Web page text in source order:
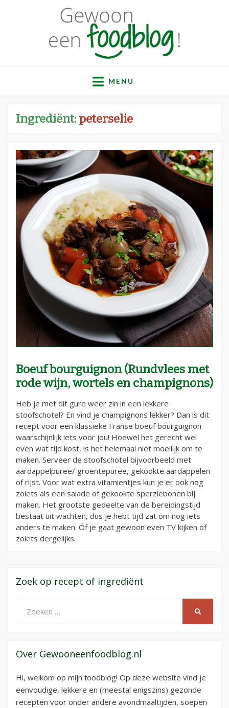
Gewoon een
foodblog!
recepten
MENU
Ingrediënt: peterselie
Boeuf bourguignon (Rundvlees met
rode wijn, wortels en champignons)
Heb je met dit gure weer zin in een lekkere
stoofschotel? En vind je champignons lekker? Dan is dit
recept voor een klassieke Franse boeuf bourguignon
waarschijnlijk iets voor jou! Hoewel het gerecht wel
even wat tijd kost, is het helemaal niet moeilijk om te
maken. Serveer de stoofschotel bijvoorbeeld met
aardappelpuree/ groentepuree, gekookte aardappelen
of rijst. Voor wat extra vitamientjes kun je er ook nog
zoiets als een salade of gekookte sperziebonen bij
maken. Het grootste gedeelte van de bereidingstijd
bestaat uit wachten, dus je hebt tijd zat om nog iets
anders te maken. Óf je gaat gewoon even TV kijken of
zoiets dergelijks.
Zoek op recept of ingrediënt
naar:
Over Gewooneenfoodblog.nl
Hi, welkom op mijn foodblog! Op deze website vind je
eenvoudige, lekkere en (meestal enigszins) gezonde
recepten voor onder andere avondmaaltijden, soepen